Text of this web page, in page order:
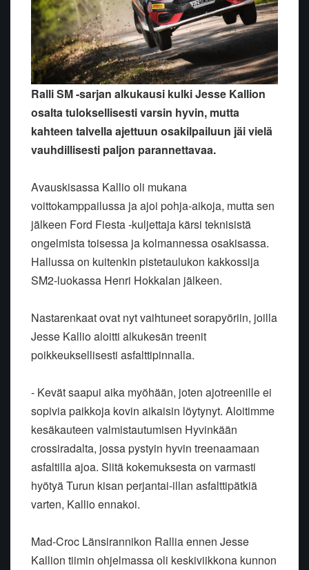
Ralli SM -sarjan alkukausi kulki Jesse Kallion
osalta tuloksellisesti varsin hyvin, mutta
kahteen talvella ajettuun osakilpailuun jäi vielä
vauhdillisesti paljon parannettavaa.
Avauskisassa Kallio oli mukana
voittokamppailussa ja ajoi pohja-aikoja, mutta sen
jälkeen Ford Fiesta -kuljettaja kärsi teknisistä
ongelmista toisessa ja kolmannessa osakisassa.
Hallussa on kuitenkin pistetaulukon kakkossija
SM2-luokassa Henri Hokkalan jälkeen.
Nastarenkaat ovat nyt vaihtuneet sorapyöriin, joilla
Jesse Kallio aloitti alkukesän treenit
poikkeuksellisesti asfalttipinnalla.
- Kevät saapui aika myöhään, joten ajotreenille ei
sopivia paikkoja kovin aikaisin löytynyt. Aloitimme
kesäkauteen valmistautumisen Hyvinkään
crossiradalta, jossa pystyin hyvin treenaamaan
asfaltilla ajoa. Siitä kokemuksesta on varmasti
hyötyä Turun kisan perjantai-illan asfalttipätkiä
varten, Kallio ennakoi.
Mad-Croc Länsirannikon Rallia ennen Jesse
Kallion tiimin ohjelmassa oli keskiviikkona kunnon